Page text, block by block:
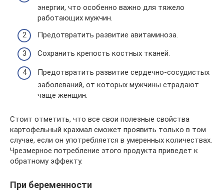
энергии, что особенно важно для тяжело
работающих мужчин.
Предотвратить развитие авитаминоза.
Сохранить крепость костных тканей.
Предотвратить развитие сердечно-сосудистых
заболеваний, от которых мужчины страдают
чаще женщин.
Стоит отметить, что все свои полезные свойства
картофельный крахмал сможет проявить только в том
случае, если он употребляется в умеренных количествах.
Чрезмерное потребление этого продукта приведет к
обратному эффекту.
При беременности